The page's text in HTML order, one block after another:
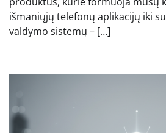
išmaniųjų telefonų aplikacijų iki
valdymo sistemų – […]